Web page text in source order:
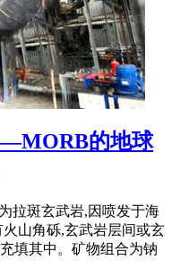
的地球
拉斑玄武岩,因喷发于海
山角砾,玄武岩层间或玄
填其中。矿物组合为钠